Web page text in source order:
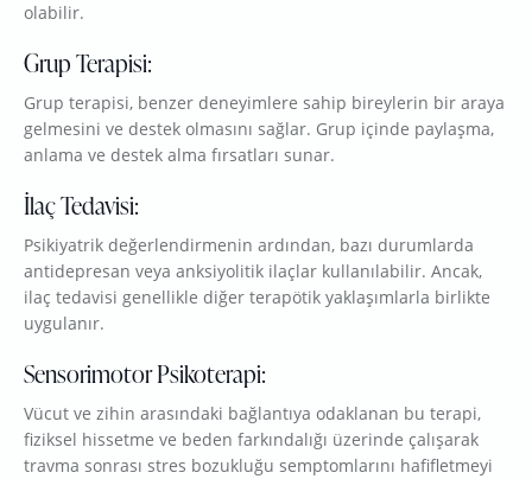
olabilir.
Grup Terapisi:
Grup terapisi, benzer deneyimlere sahip bireylerin bir araya
gelmesini ve destek olmasını sağlar. Grup içinde paylaşma,
anlama ve destek alma fırsatları sunar.
İlaç Tedavisi:
Psikiyatrik değerlendirmenin ardından, bazı durumlarda
antidepresan veya anksiyolitik ilaçlar kullanılabilir. Ancak,
ilaç tedavisi genellikle diğer terapötik yaklaşımlarla birlikte
uygulanır.
Sensorimotor Psikoterapi:
Vücut ve zihin arasındaki bağlantıya odaklanan bu terapi,
fiziksel hissetme ve beden farkındalığı üzerinde çalışarak
travma sonrası stres bozukluğu semptomlarını hafifletmeyi